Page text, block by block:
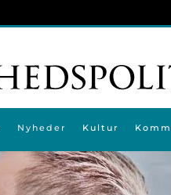
Nyheder Kultur